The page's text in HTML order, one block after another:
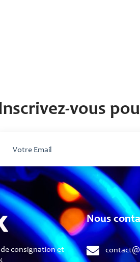
vous
consignation et
Nous